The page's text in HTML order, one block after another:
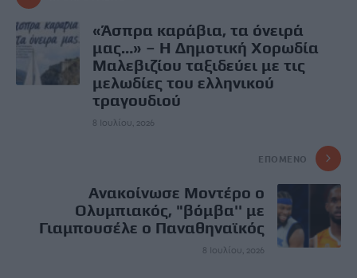
«Άσπρα καράβια, τα όνειρά
μας…» – Η Δημοτική Χορωδία
Μαλεβιζίου ταξιδεύει με τις
μελωδίες του ελληνικού
τραγουδιού
8 Ιουλίου, 2026
ΕΠΌΜΕΝΟ
Ανακοίνωσε Μοντέρο ο
Ολυμπιακός, "βόμβα'' με
Γιαμπουσέλε ο Παναθηναϊκός
8 Ιουλίου, 2026